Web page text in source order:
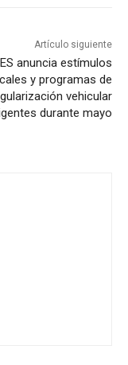
Artículo siguiente
anuncia estímulos
y programas de
vehicular
durante mayo